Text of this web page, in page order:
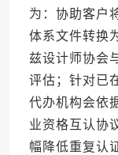
为：协助客户
体系文件转换
兹设计师协会
评估；针对已
代办机构会依
业资格互认协
幅降低重复认